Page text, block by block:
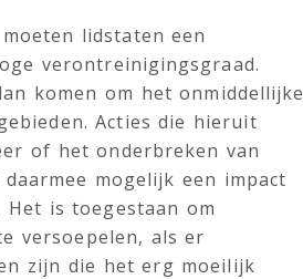
lidstaten een
verontreinigingsgraad.
komen om het onmiddellijke
Acties die hieruit
of het onderbreken van
mogelijk een impact
is toegestaan om
versoepelen, als er
zijn die het erg moeilijk